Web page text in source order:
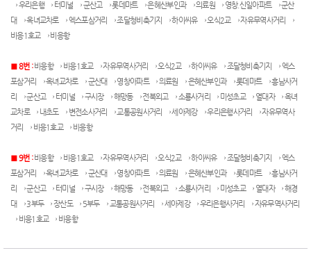
→ 우리은행 → 터미널 → 군산고 → 롯데마트 → 은혜산부인과 → 의료원 → 영창.신일아파트 → 군산
대 → 옥녀교차로 → 엑스포삼거리 → 조달청비축기지 → 하이씨유 → 오식2교 → 자유무역사거리 →
비응1호교 → 비응항
■ 8번 :비응항 → 비응1호교 → 자유무역사거리 → 오식2교 → 하이씨유 → 조달청비축기지 → 엑스
포삼거리 → 옥녀교차로 → 군산대 → 영창아파트 → 의료원 → 은혜산부인과 → 롯데마트 → 흥남사거
리 → 군산고 → 터미널 → 구시장 → 해망동 → 전북외고 → 소룡사거리 → 미성초교 → 열대자 → 옥녀
교차로 → 내초도 → 변전소사거리 → 교통공원사거리 → 세아제강 → 우리은행사거리 → 자유무역사
거리 → 비응1호교 → 비응항
■ 9번 :비응항 → 비응1호교 → 자유무역사거리 → 오식2교 → 하이씨유 → 조달청비축기지 → 엑스
포삼거리 → 옥녀교차로 → 군산대 → 영창아파트 → 의료원 → 은혜산부인과 → 롯데마트 → 흥남사거
리 → 군산고 → 터미널 → 구시장 → 해망동 → 전북외고 → 소룡사거리 → 미성초교 → 열대자 → 해경
대 → 3부두 → 장산도 → 5부두 → 교통공원사거리 → 세아제강 → 우리은행사거리 → 자유무역사거리
→ 비응1호교 → 비응항